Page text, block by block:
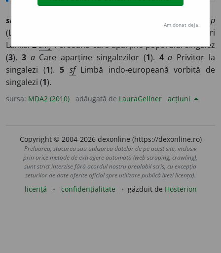
singal
smp
(Lpl
) Popor de religie budistă constituit ca națiune în Sri
Lanka.2 smfPersoană care aparține poporului singalez
(3). 3 aCare aparține singalezilor (1). 4 a Privitor la
singalezi (1).5 sfLimbă indo-europeană vorbită de
singalezi (1).
sursa: MDA2 (2010) adăugată de LauraGellner acțiuni
Copyright © 2004-2026 dexonline (https://dexonline.ro)
Preluarea, stocarea sau utilizarea datelor de pe acest site, inclusiv
prin orice metode de extragere automată (web scraping, crawling),
sunt strict interzise fără acordul nostru prealabil scris, cu excepția
seturilor de date oferite oficial spre utilizare publică (vezi licența).
licență confidențialitate găzduit de Hosterion
Am donat deja.